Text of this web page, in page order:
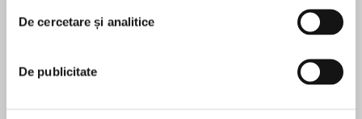
De cercetare și analitice
De publicitate
Though originally the play was classified as a
critics to be one of his problem plays, so named
because they cannot be neatly classified as
MAI MULT
pentru această carte